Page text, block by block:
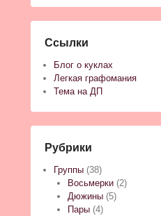
Ссылки
Блог о куклах
Легкая графомания
Тема на ДП
Рубрики
Группы (38)
Восьмерки(2)
Дюжины(5)
Пары(4)